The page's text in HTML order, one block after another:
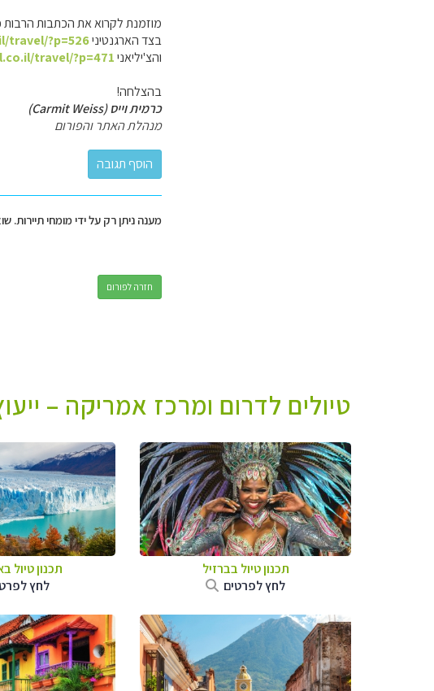
מוזמנת לקרוא את הכתבות הרבות
בצד הארגנטיניtravel/?p=526
והצ'יליאניtravel/?p=471
בהצלחה!
כרמית וייס (Carmit Weiss)
מנהלת האתר והפורום
מענה ניתן רק על ידי מומחי
חזרה לפורום
טיולים לדרום ומרכז אמריקה –
תכנון טיול בברזיל
לחץ לפרטים
תכנון טיול ב
לחץ